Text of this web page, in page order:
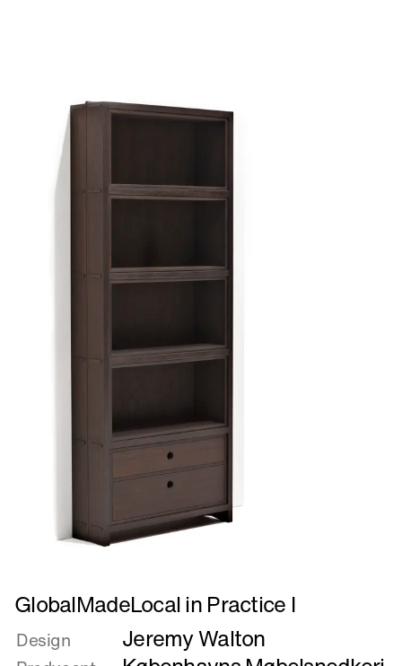
Læs
mere
om
GlobalMadeLocal
GlobalMadeLocal in Practice I
Design Jeremy Walton